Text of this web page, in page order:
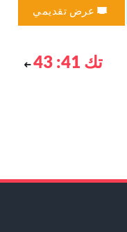
عرض تقديمي
تك 41: 43